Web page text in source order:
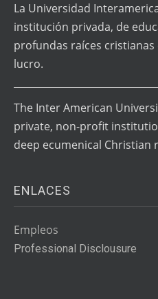
La Universidad
institución privada, de
profundas raíces cristianas
lucro.
The Inter American
private, non-profit
deep ecumenical Christian
ENLACES
Empleos
Professional Disclousure